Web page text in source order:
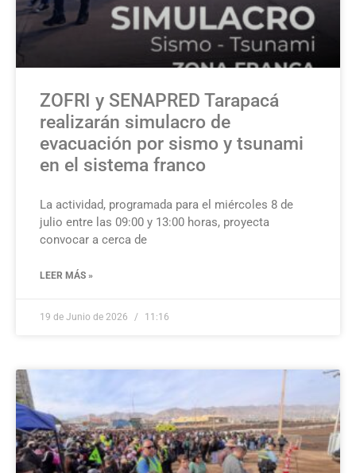
ZOFRI y SENAPRED Tarapacá
realizarán simulacro de
evacuación por sismo y tsunami
en el sistema franco
La actividad, programada para el miércoles 8 de
julio entre las 09:00 y 13:00 horas, proyecta
convocar a cerca de
LEER MÁS »
19 de Junio de 2026 11:16